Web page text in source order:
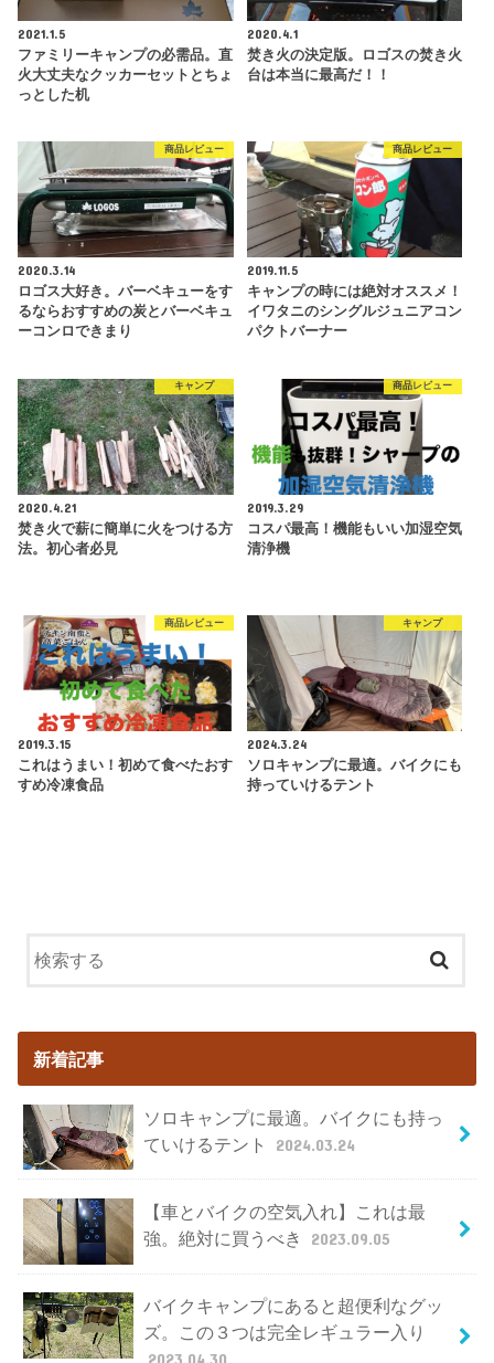
2021.1.5
ファミリーキャンプの必需品。直
火大丈夫なクッカーセットとちょ
っとした机
2020.4.1
焚き火の決定版。ロゴスの焚き火
台は本当に最高だ！！
商品レビュー
2020.3.14
ロゴス大好き。バーベキューをす
るならおすすめの炭とバーベキュ
ーコンロできまり
商品レビュー
2019.11.5
キャンプの時には絶対オススメ！
イワタニのシングルジュニアコン
パクトバーナー
キャンプ
2020.4.21
焚き火で薪に簡単に火をつける方
法。初心者必見
商品レビュー
2019.3.29
コスパ最高！機能もいい加湿空気
清浄機
商品レビュー
2019.3.15
これはうまい！初めて食べたおす
すめ冷凍食品
キャンプ
2024.3.24
ソロキャンプに最適。バイクにも
持っていけるテント
新着記事
ソロキャンプに最適。バイクにも持っ
ていけるテント
2024.03.24
【車とバイクの空気入れ】これは最
強。絶対に買うべき
2023.09.05
バイクキャンプにあると超便利なグッ
ズ。この３つは完全レギュラー入り
2023.04.30